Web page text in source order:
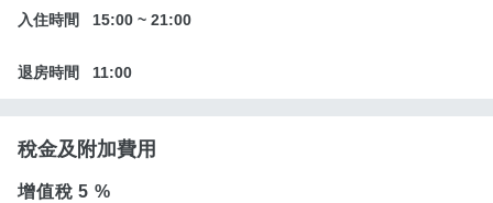
入住時間 15:00 ~ 21:00
退房時間 11:00
稅金及附加費用
增值稅5 %